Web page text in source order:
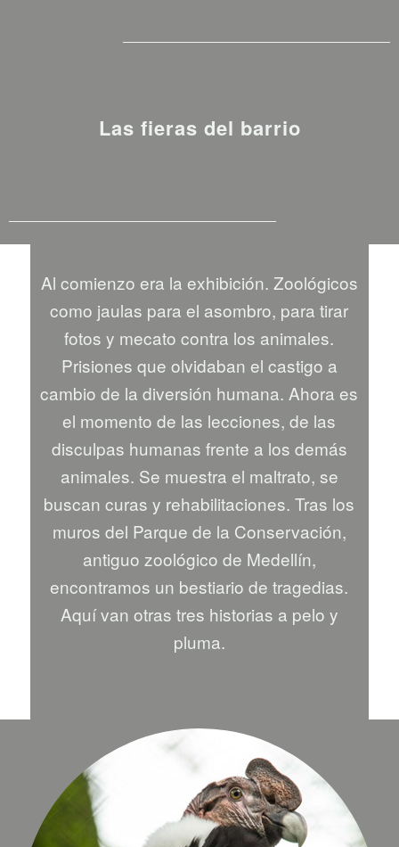
Las fieras del barrio
Al comienzo era la exhibición. Zoológicos
como jaulas para el asombro, para tirar
fotos y mecato contra los animales.
Prisiones que olvidaban el castigo a
cambio de la diversión humana. Ahora es
el momento de las lecciones, de las
disculpas humanas frente a los demás
animales. Se muestra el maltrato, se
buscan curas y rehabilitaciones. Tras los
muros del Parque de la Conservación,
antiguo zoológico de Medellín,
encontramos un bestiario de tragedias.
Aquí van otras tres historias a pelo y
pluma.